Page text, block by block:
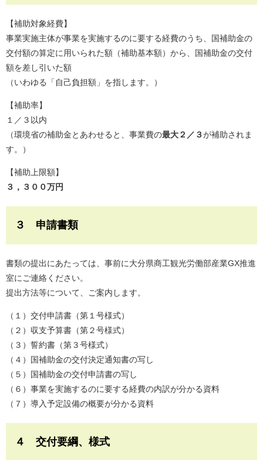
【補助対象経費】
事業実施主体が事業を実施するのに要する経費のうち、国補助金の
交付額の算定に用いられた額（補助基本額）から、国補助金の交付
額を差し引いた額
（いわゆる「自己負担額」を指します。）
【補助率】
１／３以内
（環境省の補助金とあわせると、事業費の最大２／３が補助されま
す。）
【補助上限額】
３，３００万円
３ 申請書類
書類の提出にあたっては、事前に大分県商工観光労働部産業GX推進
室にご連絡ください。
提出方法等について、ご案内します。
（１）交付申請書（第１号様式）
（２）収支予算書（第２号様式）
（３）誓約書（第３号様式）
（４）国補助金の交付決定通知書の写し
（５）国補助金の交付申請書の写し
（６）事業を実施するのに要する経費の内訳が分かる資料
（７）導入予定設備の概要が分かる資料
４ 交付要綱、様式